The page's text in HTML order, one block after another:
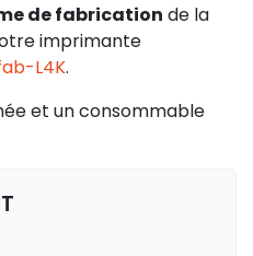
de fabrication de la
imprimante
L4K.
et un consommable